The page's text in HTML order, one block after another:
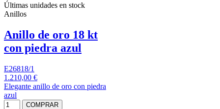
Últimas unidades en stock
Anillos
Anillo de oro 18 kt
con piedra azul
E26818/1
1.210,00 €
Elegante anillo de oro con piedra
azul
COMPRAR